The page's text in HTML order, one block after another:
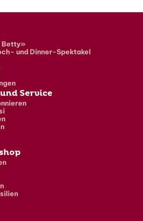
Betty»
und Dinner-Spektakel
Service